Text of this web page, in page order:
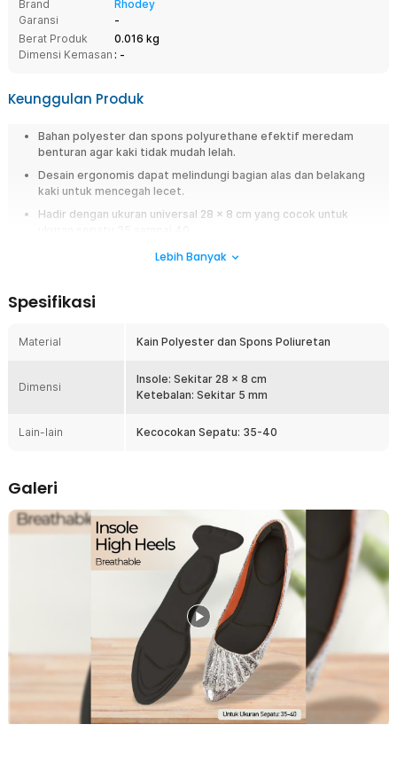
Brand
Rhodey
Garansi
-
Berat Produk
0.016 kg
Dimensi Kemasan : -
Keunggulan Produk
Bahan polyester dan spons polyurethane efektif meredam
benturan agar kaki tidak mudah lelah.
Desain ergonomis dapat melindungi bagian alas dan belakang
kaki untuk mencegah lecet.
Hadir dengan ukuran universal 28 x 8 cm yang cocok untuk
membuat telapak kaki terasa pegal, tumit nyeri, bahkan muncul lecet
Rhodey. Insole ini hadir sebagai solusi praktis untuk meningkatkan
sepatu ini membantu membuat setiap langkah Anda terasa lebih nyaman
Fitur
Insole sepatu Rhodey menggunakan kombinasi kain polyester dan
Material ini memiliki elastisitas yang baik sehingga mampu
membantu meredam tekanan saat berjalan maupun berdiri dalam
waktu lama. Selain terasa empuk, insole sepatu juga tetap awet
digunakan untuk aktivitas harian tanpa mudah berubah bentuk.
Bentuk insole ini ergonomis mengikuti kontur telapak kaki sehingga
memberikan rasa nyaman saat digunakan. Desain ini membantu
mengurangi gesekan antara kaki dan bagian dalam sepatu
sehingga meminimalkan risiko lecet. Cocok digunakan pada high
heels maupun berbagai jenis sepatu harian agar kaki terasa lebih
stabil saat melangkah.
Ukuran Universal
Lebih Banyak
Spesifikasi
Material Kain Polyester dan Spons Poliuretan
Dimensi
Insole: Sekitar 28 x 8 cm
Ketebalan: Sekitar 5 mm
Lain-lain Kecocokan Sepatu: 35-40
Galeri